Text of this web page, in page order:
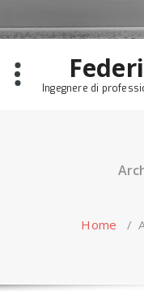
to
content
Ingegnere di
Home /